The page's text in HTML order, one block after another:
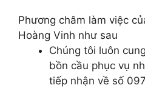
Phương châm làm việc
Hoàng Vinh như sau
Chúng tôi luôn
bồn cầu phục vụ
tiếp nhận về số